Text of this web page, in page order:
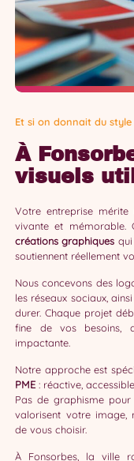
Et si on donnait du style
À
visuels
Votre entreprise
vivante et mémorable.
créations graphiques
soutiennent réellement
Nous concevons des
les réseaux sociaux,
durer. Chaque projet
fine de vos besoins,
impactante.
Notre approche est
PME : réactive,
Pas de graphisme
valorisent votre image,
de vous choisir.
À Fonsorbes, la ville